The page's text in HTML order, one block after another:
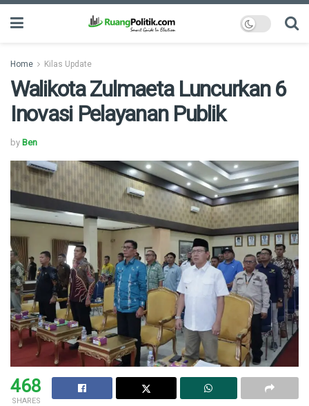
Home Kilas Update
Walikota Zulmaeta Luncurkan 6
Inovasi Pelayanan Publik
by Ben
468
SHARES